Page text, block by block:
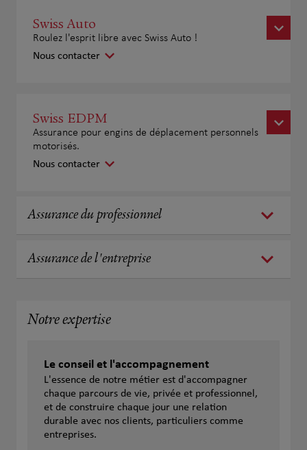
Swiss Auto
Roulez l'esprit libre avec Swiss Auto !
Nous contacter
Swiss EDPM
Assurance pour engins de déplacement personnels
motorisés.
Nous contacter
Assurance du professionnel
Assurance de l'entreprise
Notre expertise
Le conseil et l'accompagnement
L'essence de notre métier est d'accompagner
chaque parcours de vie, privée et professionnel,
et de construire chaque jour une relation
durable avec nos clients, particuliers comme
entreprises.